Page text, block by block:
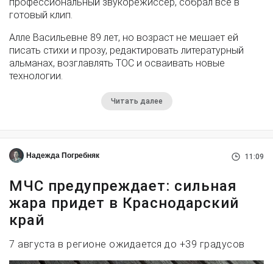
профессиональный звукорежиссёр, собрал всё в
готовый клип.
Алле Васильевне 89 лет, но возраст не мешает ей
писать стихи и прозу, редактировать литературный
альманах, возглавлять ТОС и осваивать новые
технологии.
Читать далее
Надежда Погребняк 11:09
МЧС предупреждает: сильная
жара придет в Краснодарский
край
7 августа в регионе ожидается до +39 градусов